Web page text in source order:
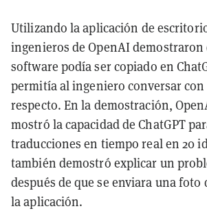
Utilizando la aplicación de
ingenieros de OpenAI demostraron
software podía ser copiado en
permitía al ingeniero conversar con
respecto. En la demostración,
mostró la capacidad de ChatGPT
traducciones en tiempo real en 20
también demostró explicar un
después de que se enviara una foto
la aplicación.